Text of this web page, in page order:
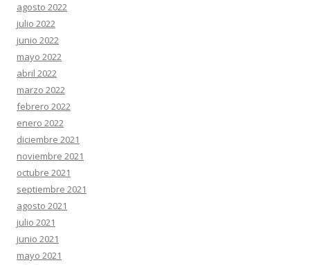
agosto 2022
julio 2022
junio 2022
mayo 2022
abril 2022
marzo 2022
febrero 2022
enero 2022
diciembre 2021
noviembre 2021
octubre 2021
septiembre 2021
agosto 2021
julio 2021
junio 2021
mayo 2021